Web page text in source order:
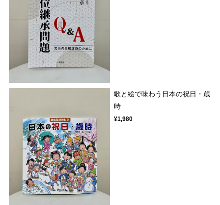
歌と絵で味わう日本の祝日・歳
時
¥1,980